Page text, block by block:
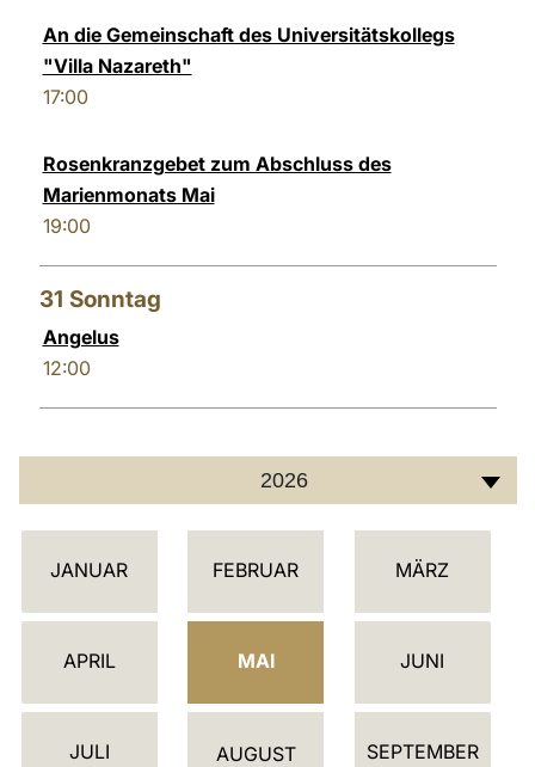
An die Gemeinschaft des Universitätskollegs
"Villa Nazareth"
17:00
Rosenkranzgebet zum Abschluss des
Marienmonats Mai
19:00
31 Sonntag
Angelus
12:00
2026
K
L
D
JANUAR FEBRUAR MÄRZ
APRIL MAI JUNI
JULI AUGUST SEPTEMBER